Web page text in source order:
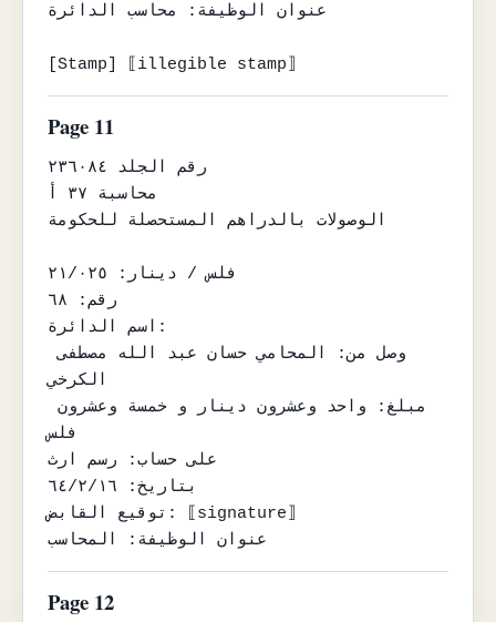
عنوان الوظيفة: محاسب الدائرة
[Stamp] ⟦illegible stamp⟧
Page 11
رقم الجلد ٢٣٦٠٨٤
محاسبة ٣٧ أ
الوصولات بالدراهم المستحصلة للحكومة
فلس / دينار: ٢١/٠٢٥
رقم: ٦٨
اسم الدائرة:
وصل من: المحامي حسان عبد الله مصطفى
الكرخي
مبلغ: واحد وعشرون دينار و خمسة وعشرون
فلس
على حساب: رسم ارث
بتاريخ: ٦٤/٢/١٦
توقيع القابض: ⟦signature⟧
عنوان الوظيفة: المحاسب
Page 12